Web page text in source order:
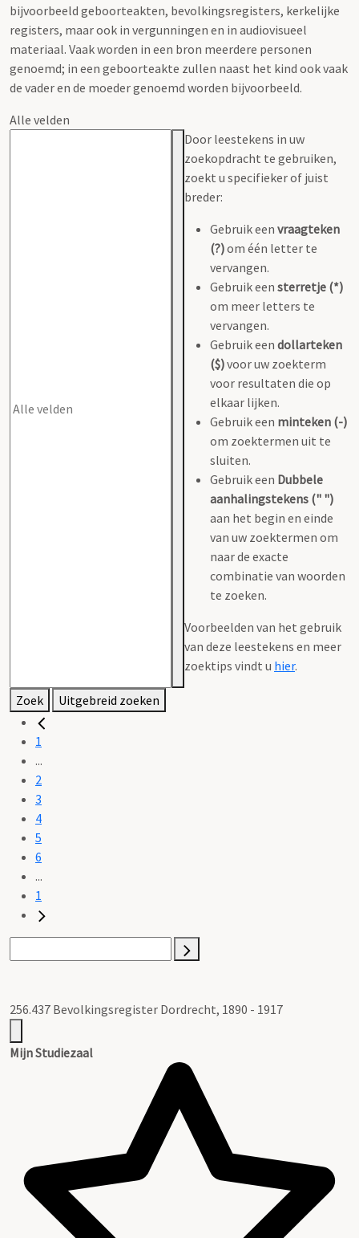
bijvoorbeeld geboorteakten, bevolkingsregisters, kerkelijke
registers, maar ook in vergunningen en in audiovisueel
materiaal. Vaak worden in een bron meerdere personen
genoemd; in een geboorteakte zullen naast het kind ook vaak
de vader en de moeder genoemd worden bijvoorbeeld.
Alle velden
Door leestekens in uw
zoekopdracht te gebruiken,
zoekt u specifieker of juist
breder:
Gebruik een vraagteken
(?)om één letter te
vervangen.
Gebruik een sterretje (*)
om meer letters te
vervangen.
Gebruik een dollarteken
($)voor uw zoekterm
voor resultaten die op
elkaar lijken.
Gebruik een minteken (-)
om zoektermen uit te
sluiten.
Gebruik een Dubbele
aanhalingstekens (" ")
aan het begin en einde
van uw zoektermen om
naar de exacte
combinatie van woorden
te zoeken.
Voorbeelden van het gebruik
van deze leestekens en meer
zoektips vindt u hier.
Zoek Uitgebreid zoeken
1
...
2
3
4
5
6
...
1
256.437 Bevolkingsregister Dordrecht, 1890 - 1917
Mijn Studiezaal